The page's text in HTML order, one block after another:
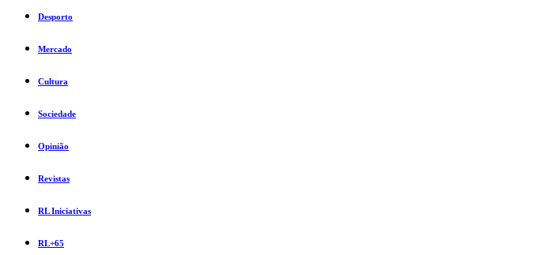
Desporto
Mercado
Cultura
Sociedade
Opinião
Revistas
RL Iniciativas
RL+65